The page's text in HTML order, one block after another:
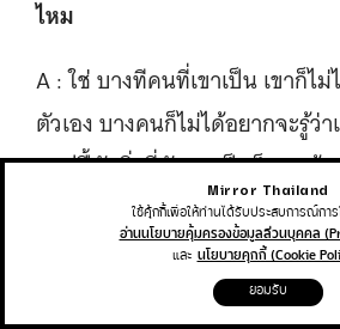
ไหม
A : ใช่ บางทีคนที่เขาเป็น เขาก็ไ
ตัวเอง บางคนก็ไม่ได้อยากจะรู้ว่า
แฮปปี้กับสิ่งที่ตัวเองเป็นก็พอแล้
ทำให้เราต้องเลือกเป็นบางสิ่งเพื่อ
เหมือนกัน
Q : คิดว่าพลงต่อไปของคุณจะเกี่
Mirror Thailand
ใช้คุ้กกี้เพื่อให้ท่านได้รับประสบการณ์กา
อ่านนโยบายคุ้มครองข้อมูลส่วนบุคคล
และ นโยบายคุกกี้ (Cookie
ยอมรับ